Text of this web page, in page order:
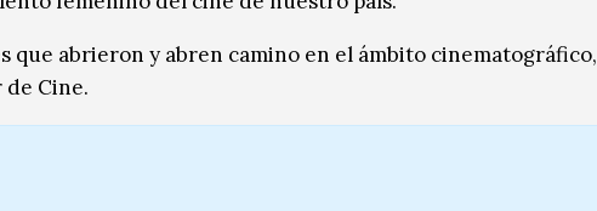
que abrieron y abren camino en el ámbito cinematográfico,
Cine.